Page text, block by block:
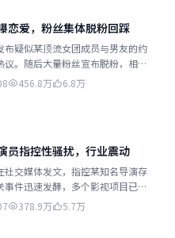
恋爱，粉丝集体脱粉回踩
布疑似某顶流女团成员与男友的约
议。随后大量粉丝宣布脱粉，相关
首...456.8万 6.8万
员指控性骚扰，行业震动
社交媒体发文，指控某知名导演存
事件迅速发酵，多个影视项目已宣
作...378.9万 5.7万